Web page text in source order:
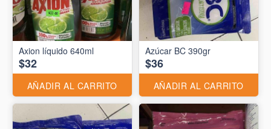
Axion líquido 640ml
$32
AÑADIR AL CARRITO
Azúcar BC 390gr
$36
AÑADIR AL CARRITO